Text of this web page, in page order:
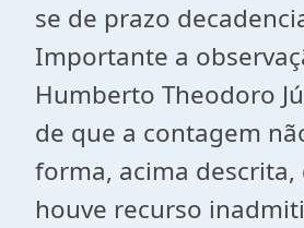
se de prazo
Importante a
Humberto Theodoro
de que a contagem
forma, acima descrita,
houve recurso